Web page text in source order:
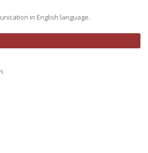
in English language.